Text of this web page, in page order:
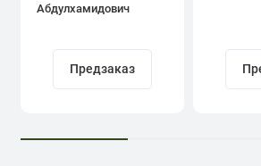
Абдулхамидович
Предзаказ